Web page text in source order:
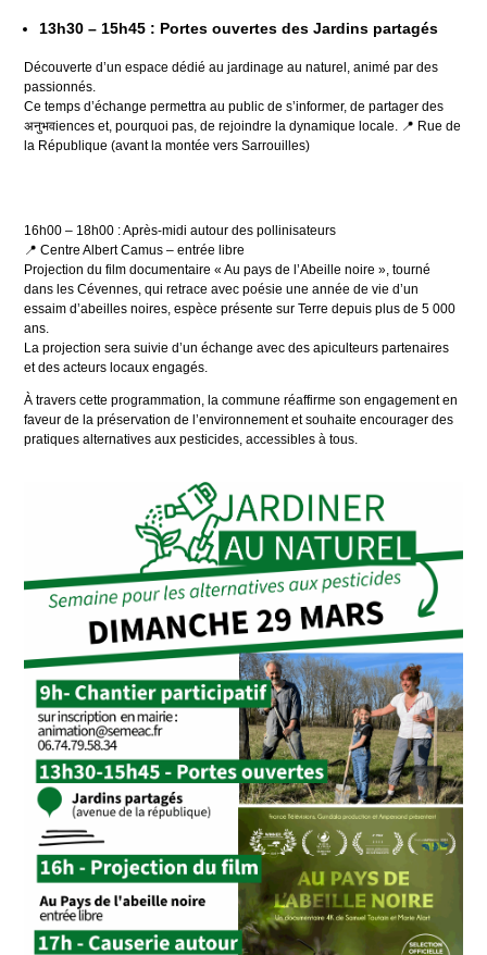
13h30 – 15h45 : Portes ouvertes des Jardins partagés
Découverte d’un espace dédié au jardinage au naturel, animé par des
passionnés.
Ce temps d’échange permettra au public de s’informer, de partager des
अनुभवiences et, pourquoi pas, de rejoindre la dynamique locale. 📍 Rue de
la République (avant la montée vers Sarrouilles)
16h00 – 18h00 : Après-midi autour des pollinisateurs
📍 Centre Albert Camus – entrée libre
Projection du film documentaire « Au pays de l’Abeille noire », tourné
dans les Cévennes, qui retrace avec poésie une année de vie d’un
essaim d’abeilles noires, espèce présente sur Terre depuis plus de 5 000
ans.
La projection sera suivie d’un échange avec des apiculteurs partenaires
et des acteurs locaux engagés.
À travers cette programmation, la commune réaffirme son engagement en
faveur de la préservation de l’environnement et souhaite encourager des
pratiques alternatives aux pesticides, accessibles à tous.